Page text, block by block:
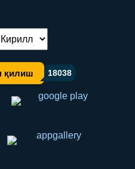
қилиш 18038
ulashish